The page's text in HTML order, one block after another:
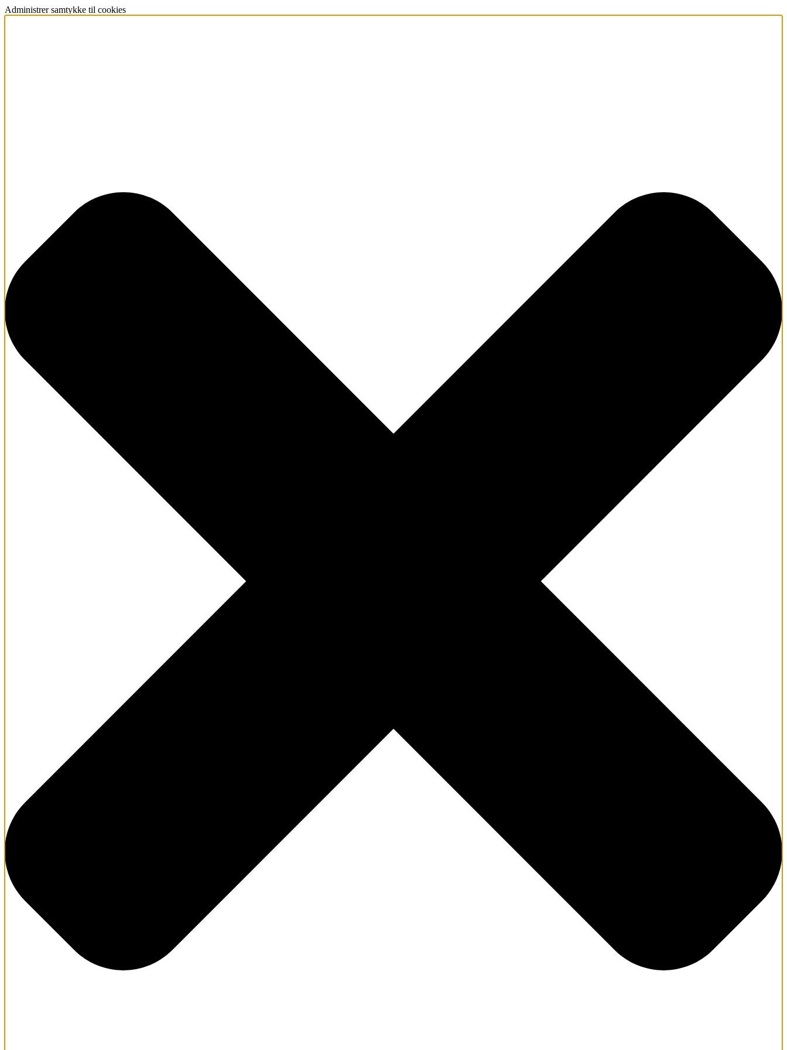
Administrer samtykke til cookies